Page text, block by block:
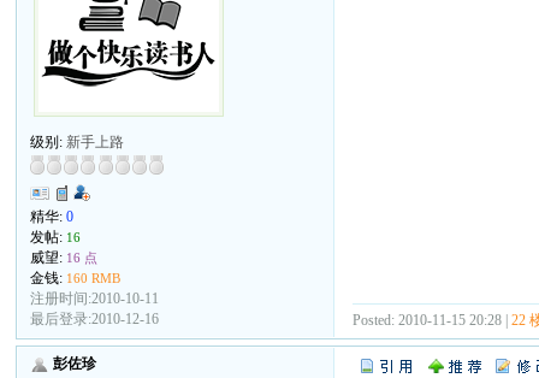
级别: 新手上路
精华:0
发帖: 16
威望: 16 点
金钱: 160 RMB
注册时间:2010-10-11
最后登录:2010-12-16
Posted: 2010-11-15 20:28 |22
彭佐珍